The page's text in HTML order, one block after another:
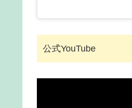
公式YouTube